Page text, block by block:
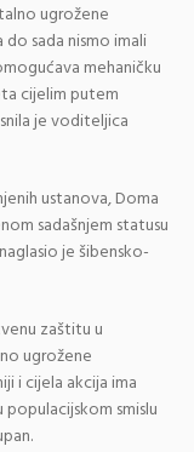
ugrožene
sada nismo imali
mehaničku
cijelim putem
je voditeljica
ustanova, Doma
sadašnjem statusu
je šibensko-
zaštitu u
ugrožene
i cijela akcija ima
smislu